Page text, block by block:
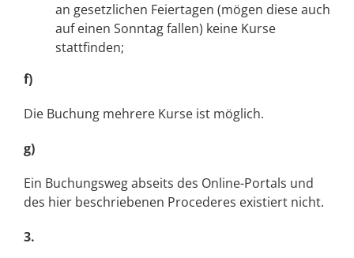
an gesetzlichen Feiertagen (mögen diese auch
auf einen Sonntag fallen) keine Kurse
stattfinden;
f)
Die Buchung mehrere Kurse ist möglich.
g)
Ein Buchungsweg abseits des Online-Portals und
des hier beschriebenen Procederes existiert nicht.
3.